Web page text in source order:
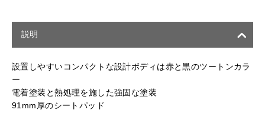
説明
設置しやすいコンパクトな設計ボディは赤と黒のツートンカラ
ー
電着塗装と熱処理を施した強固な塗装
91mm厚のシートパッド